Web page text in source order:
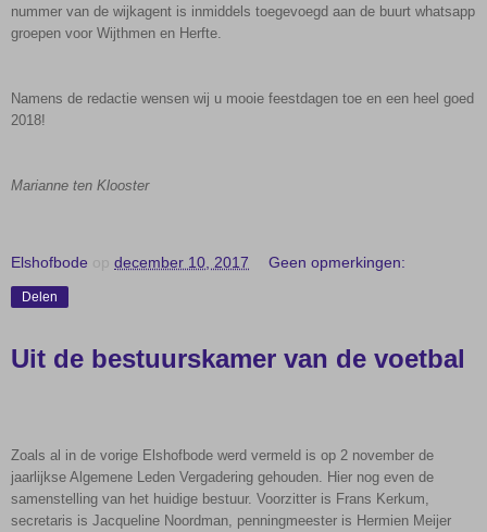
nummer van de wijkagent is inmiddels toegevoegd aan de buurt whatsapp
groepen voor Wijthmen en Herfte.
Namens de redactie wensen wij u mooie feestdagen toe en een heel goed
2018!
Marianne ten Klooster
Elshofbode op december 10, 2017 Geen opmerkingen:
Delen
Uit de bestuurskamer van de voetbal
Zoals al in de vorige Elshofbode werd vermeld is op 2 november de
jaarlijkse Algemene Leden Vergadering gehouden. Hier nog even de
samenstelling van het huidige bestuur. Voorzitter is Frans Kerkum,
secretaris is Jacqueline Noordman, penningmeester is Hermien Meijer